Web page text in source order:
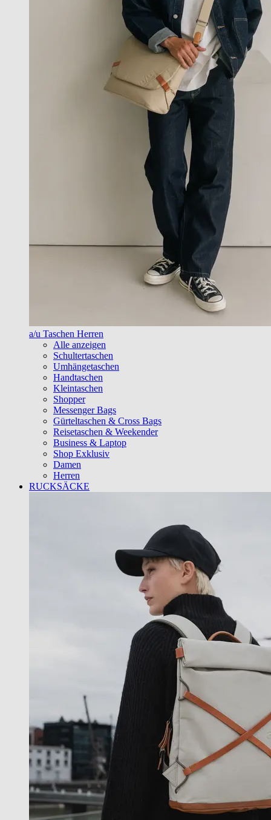
a/u Taschen Herren
Alle anzeigen
Schultertaschen
Umhängetaschen
Handtaschen
Kleintaschen
Shopper
Messenger Bags
Gürteltaschen & Cross Bags
Reisetaschen & Weekender
Business & Laptop
Shop Exklusiv
Damen
Herren
RUCKSÄCKE